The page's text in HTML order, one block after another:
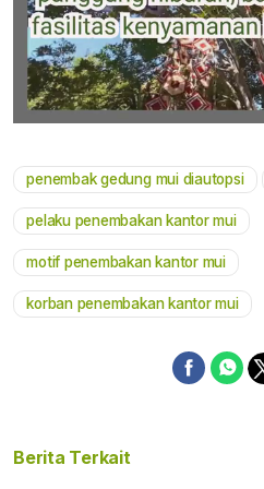
penembak gedung mui diautopsi
pelaku penembakan kantor mui
motif penembakan kantor mui
korban penembakan kantor mui
Berita Terkait